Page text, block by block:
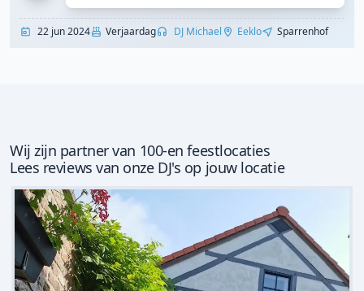
22 jun 2024 Verjaardag DJ Michael Eeklo Sparrenhof
Wij zijn partner van 100-en feestlocaties
Lees reviews van onze DJ's op jouw locatie